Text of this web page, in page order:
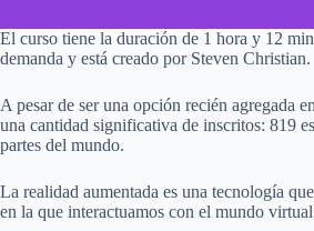
El curso tiene la duración de 1 hora y 12
demanda y está creado por Steven Christian.
A pesar de ser una opción recién agregada
una cantidad significativa de inscritos: 819
partes del mundo.
La realidad aumentada es una tecnología
en la que interactuamos con el mundo